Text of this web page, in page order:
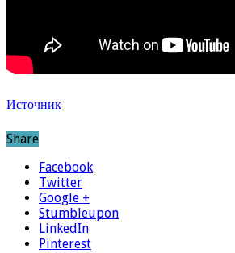
Источник
Share
Facebook
Twitter
Google +
Stumbleupon
LinkedIn
Pinterest